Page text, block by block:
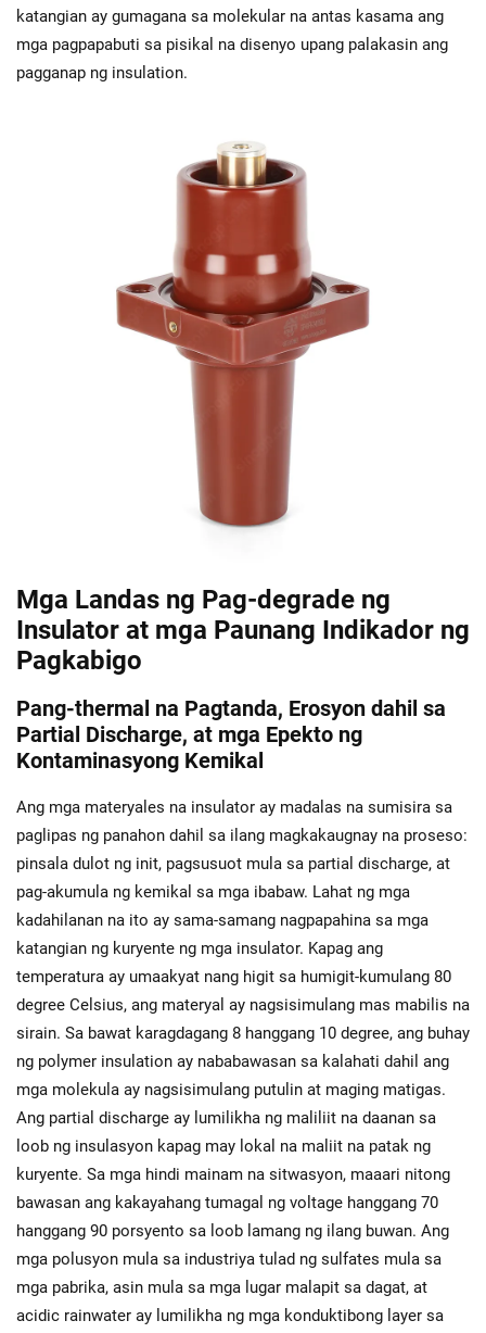
katangian ay gumagana sa molekular na antas kasama ang
mga pagpapabuti sa pisikal na disenyo upang palakasin ang
pagganap ng insulation.
Mga Landas ng Pag-degrade ng
Insulator at mga Paunang Indikador ng
Pagkabigo
Pang-thermal na Pagtanda, Erosyon dahil sa
Partial Discharge, at mga Epekto ng
Kontaminasyong Kemikal
Ang mga materyales na insulator ay madalas na sumisira sa
paglipas ng panahon dahil sa ilang magkakaugnay na proseso:
pinsala dulot ng init, pagsusuot mula sa partial discharge, at
pag-akumula ng kemikal sa mga ibabaw. Lahat ng mga
kadahilanan na ito ay sama-samang nagpapahina sa mga
katangian ng kuryente ng mga insulator. Kapag ang
temperatura ay umaakyat nang higit sa humigit-kumulang 80
degree Celsius, ang materyal ay nagsisimulang mas mabilis na
sirain. Sa bawat karagdagang 8 hanggang 10 degree, ang buhay
ng polymer insulation ay nababawasan sa kalahati dahil ang
mga molekula ay nagsisimulang putulin at maging matigas.
Ang partial discharge ay lumilikha ng maliliit na daanan sa
loob ng insulasyon kapag may lokal na maliit na patak ng
kuryente. Sa mga hindi mainam na sitwasyon, maaari nitong
bawasan ang kakayahang tumagal ng voltage hanggang 70
hanggang 90 porsyento sa loob lamang ng ilang buwan. Ang
mga polusyon mula sa industriya tulad ng sulfates mula sa
mga pabrika, asin mula sa mga lugar malapit sa dagat, at
acidic rainwater ay lumilikha ng mga konduktibong layer sa